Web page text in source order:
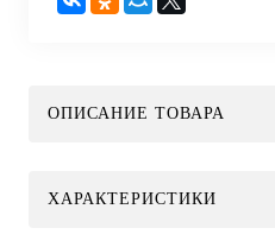
ОПИСАНИЕ ТОВАРА
ХАРАКТЕРИСТИКИ